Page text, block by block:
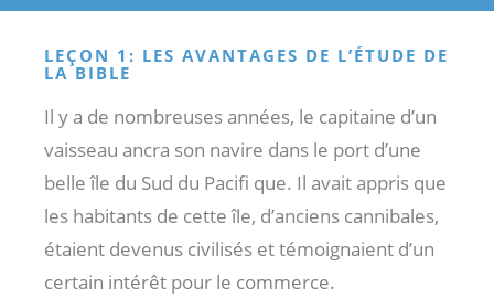
LEÇON 1: LES AVANTAGES DE L’ÉTUDE DE
LA BIBLE
Il y a de nombreuses années, le capitaine d’un
vaisseau ancra son navire dans le port d’une
belle île du Sud du Pacifi que. Il avait appris que
les habitants de cette île, d’anciens cannibales,
étaient devenus civilisés et témoignaient d’un
certain intérêt pour le commerce.